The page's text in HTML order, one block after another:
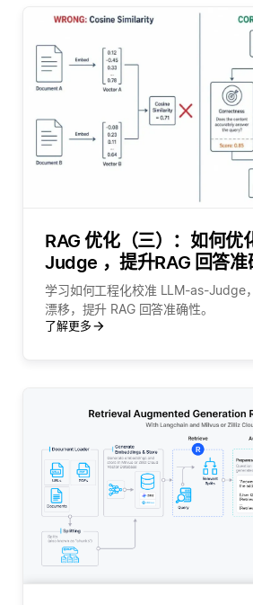
RAG 优化（三）：如何优
Judge ，提升RAG 回答准
学习如何工程化校准 LLM-as-Judge
漂移，提升 RAG 回答准确性。
了解更多